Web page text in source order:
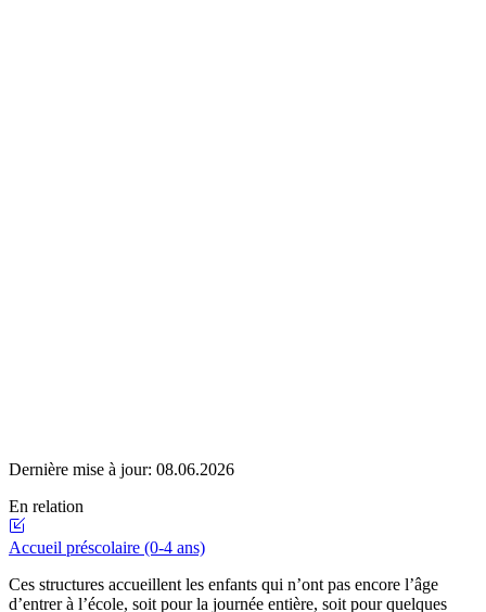
Dernière mise à jour: 08.06.2026
En relation
Accueil préscolaire (0-4 ans)
Ces structures accueillent les enfants qui n’ont pas encore l’âge
d’entrer à l’école, soit pour la journée entière, soit pour quelques